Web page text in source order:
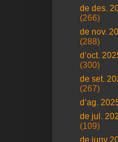
de des.
(266)
de nov.
(288)
d’oct.
(300)
de set.
(267)
d’ag.
de jul.
(109)
de juny